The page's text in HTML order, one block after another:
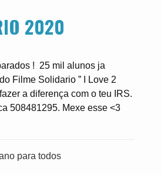
2020
! 25 mil alunos ja
Filme Solidario ” I Love 2
a diferença com o teu IRS.
508481295. Mexe esse <3